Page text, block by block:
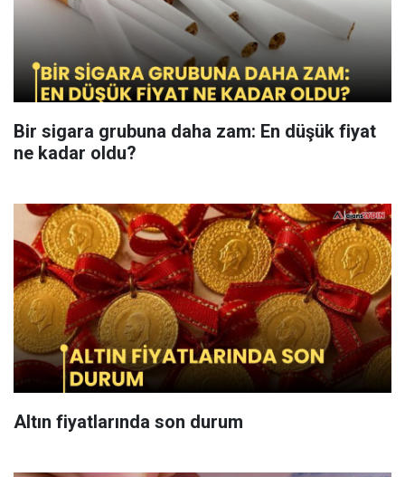
Bir sigara grubuna daha zam: En düşük fiyat
ne kadar oldu?
Altın fiyatlarında son durum